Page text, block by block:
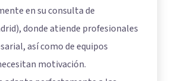
en su consulta de
donde atiende profesionales
así como de equipos
motivación.